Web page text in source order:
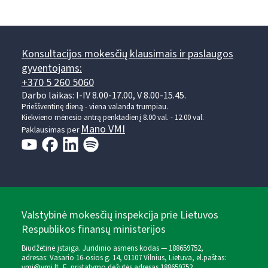
Konsultacijos mokesčių klausimais ir paslaugos
gyventojams:
+370 5 260 5060
Darbo laikas: I-IV 8.00-17.00, V 8.00-15.45.
Prieššventinę dieną - viena valanda trumpiau.
Kiekvieno mėnesio antrą penktadienį 8.00 val. - 12.00 val.
Paklausimas perMano VMI
Valstybinė mokesčių inspekcija prie Lietuvos
Respublikos finansų ministerijos
Biudžetinė įstaiga. Juridinio asmens kodas — 188659752,
adresas: Vasario 16-osios g. 14, 01107 Vilnius, Lietuva, el.paštas: